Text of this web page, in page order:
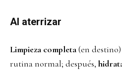
Al aterrizar
Limpieza completa(en
rutina normal; después,